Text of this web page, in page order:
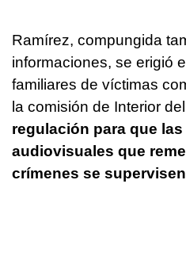
Ramírez, compungida
informaciones, se erigió
familiares de víctimas
la comisión de Interior
regulación para que
audiovisuales que
crímenes se supervisen